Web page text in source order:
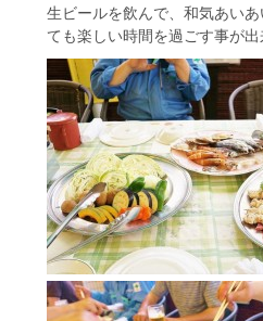
生ビールを飲んで、和気あい
ても楽しい時間を過ごす事が出